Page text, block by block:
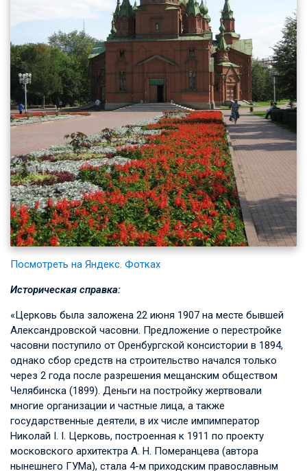
Посмотреть на Яндекс. Фотках
Историческая справка:
«Церковь была заложена 22 июня 1907 на месте бывшей
Александровской часовни. Предложение о перестройке
часовни поступило от Оренбургской консистории в 1894,
однако сбор средств на строительство начался только
через 2 года после разрешения мещанским обществом
Челябинска (1899). Деньги на постройку жертвовали
многие организации и частные лица, а также
государственные деятели, в их числе импимператор
Николай I. I. Церковь, построенная к 1911 по проекту
московского архитектра А. Н. Померанцева (автора
нынешнего ГУМа), стала 4-м приходским православным